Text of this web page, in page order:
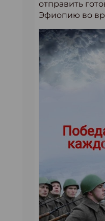
отправить
Эфиопию во